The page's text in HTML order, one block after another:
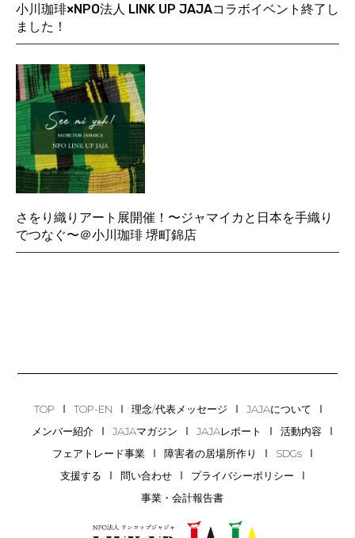
小川珈琲×NPO法人 LINK UP JAJAコラボイベント終了し
ました！
さをり織りアート展開催！〜ジャマイカと日本を手織り
でつなぐ〜＠小川珈琲 堺町錦店
TOP TOP-EN 理念/代表メッセージ
JAJAについて
メンバー紹介
JAJAマガジン JAJAレポート
活動内容
フェアトレード事業
障害者の居場所作り
SDGs
支援する
問い合わせ
プライバシーポリシー
事業・会計報告書